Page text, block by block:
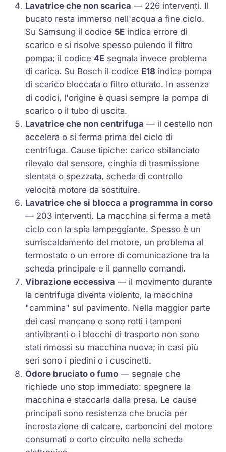
Lavatrice che non scarica — 226 interventi. Il
bucato resta immerso nell'acqua a fine ciclo.
Su Samsung il codice 5E indica errore di
scarico e si risolve spesso pulendo il filtro
pompa; il codice4E segnala invece problema
di carica. Su Bosch il codice E18 indica pompa
di scarico bloccata o filtro otturato. In assenza
di codici, l'origine è quasi sempre la pompa di
scarico o il tubo di uscita.
Lavatrice che non centrifuga — il cestello non
accelera o si ferma prima del ciclo di
centrifuga. Cause tipiche: carico sbilanciato
rilevato dal sensore, cinghia di trasmissione
slentata o spezzata, scheda di controllo
velocità motore da sostituire.
Lavatrice che si blocca a programma in corso
— 203 interventi. La macchina si ferma a metà
ciclo con la spia lampeggiante. Spesso è un
surriscaldamento del motore, un problema al
termostato o un errore di comunicazione tra la
scheda principale e il pannello comandi.
Vibrazione eccessiva — il movimento durante
la centrifuga diventa violento, la macchina
"cammina" sul pavimento. Nella maggior parte
dei casi mancano o sono rotti i tamponi
antivibranti o i blocchi di trasporto non sono
stati rimossi su macchina nuova; in casi più
seri sono i piedini o i cuscinetti.
Odore bruciato o fumo — segnale che
richiede uno stop immediato: spegnere la
macchina e staccarla dalla presa. Le cause
principali sono resistenza che brucia per
incrostazione di calcare, carboncini del motore
consumati o corto circuito nella scheda